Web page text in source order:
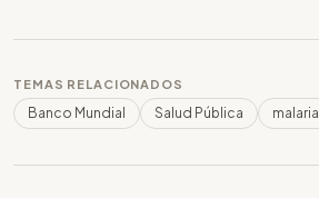
TEMAS RELACIONADOS
Banco Mundial Salud Pública malaria